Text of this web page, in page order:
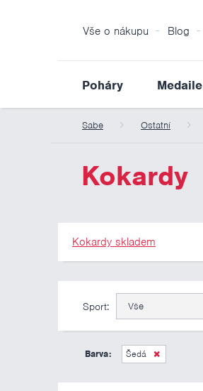
Vše o nákupu Blog
Poháry Medaile
Sabe Ostatní
Kokardy
Kokardy skladem
Sport: Vše
Barva: Šedá